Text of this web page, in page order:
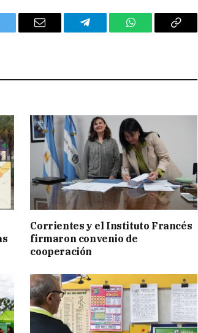
Email Telegram WhatsAppCopy
Corrientes y el Instituto Francés
firmaron convenio de
cooperación